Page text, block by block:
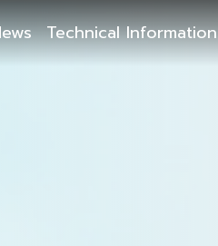
Technical Information